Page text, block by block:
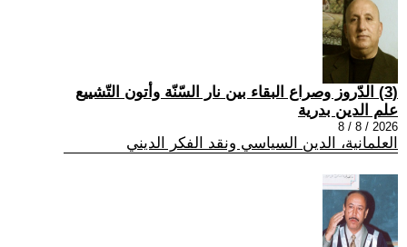
(3) الدّروز وصراع البقاء بين نار السّنّة وأتون التّشييع
علم الدين بدرية
2026 / 8 / 8
العلمانية، الدين السياسي ونقد الفكر الديني